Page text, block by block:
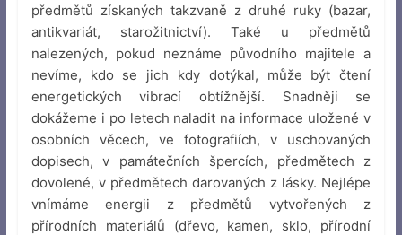
předmětů získaných takzvaně z druhé ruky (bazar,
antikvariát, starožitnictví). Také u předmětů
nalezených, pokud neznáme původního majitele a
nevíme, kdo se jich kdy dotýkal, může být čtení
energetických vibrací obtížnější. Snadněji se
dokážeme i po letech naladit na informace uložené v
osobních věcech, ve fotografiích, v uschovaných
dopisech, v památečních špercích, předmětech z
dovolené, v předmětech darovaných z lásky. Nejlépe
vnímáme energii z předmětů vytvořených z
přírodních materiálů (dřevo, kamen, sklo, přírodní